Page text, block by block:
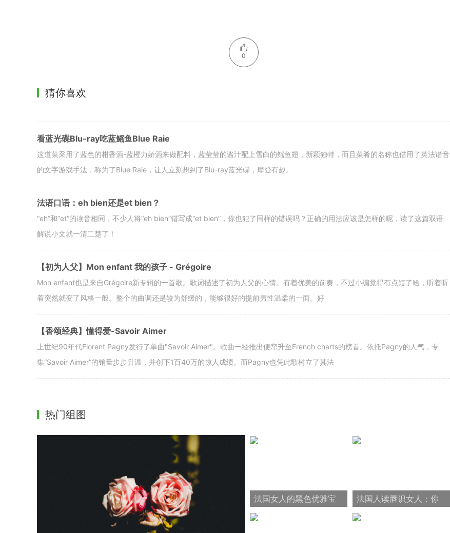
0
猜你喜欢
看蓝光碟Blu-ray吃蓝鳐鱼Blue Raie
这道菜采用了蓝色的柑香酒-蓝橙力娇酒来做配料，蓝莹莹的酱汁配上雪白的鳐鱼翅，新颖独特，而且菜肴的名称也借用了英法谐音
的文字游戏手法，称为了Blue Raie，让人立刻想到了Blu-ray蓝光碟，摩登有趣。
法语口语：eh bien还是et bien？
“eh”和“et”的读音相同，不少人将“eh bien”错写成“et bien”，你也犯了同样的错误吗？正确的用法应该是怎样的呢，读了这篇双语
解说小文就一清二楚了！
【初为人父】Mon enfant 我的孩子 - Grégoire
Mon enfant也是来自Grégoire新专辑的一首歌。歌词描述了初为人父的心情。有着优美的前奏，不过小编觉得有点短了哈，听着听
着突然就变了风格一般。整个的曲调还是较为舒缓的，能够很好的提前男性温柔的一面。好
【香颂经典】懂得爱-Savoir Aimer
上世纪90年代Florent Pagny发行了单曲"Savoir Aimer"。歌曲一经推出便窜升至French charts的榜首。依托Pagny的人气，专
集“Savoir Aimer”的销量步步升温，并创下1百40万的惊人成绩。而Pagny也凭此歌树立了其法
热门组图
法国女人的黑色优雅宝
典：12个黑色秘密
法国人读唇识女人：你
用什么颜色的口红？